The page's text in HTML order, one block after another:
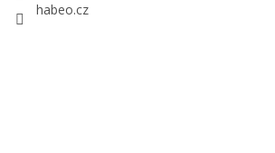
habeo.cz